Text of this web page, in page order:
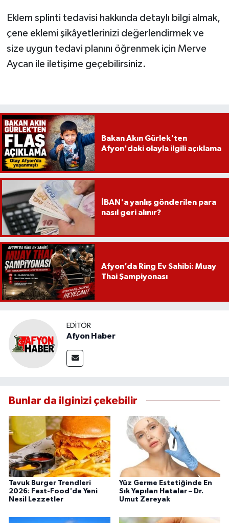
Eklem splinti tedavisi hakkında detaylı bilgi almak,
çene eklemi şikâyetlerinizi değerlendirmek ve
size uygun tedavi planını öğrenmek için Merve
Aycan ile iletişime geçebilirsiniz.
Bakan Akın Gürlek'ten
Afyon'daki olayla ilgili açıklama
İBAN'a yanlış gönderilen para
nasıl geri alınır?
Afyon’da Ring Ev Sahibi: Muay
Thai Şampiyonası
EDITÖR
Afyon Haber
Bunlar da ilginizi çekebilir
Tavuk Burger Trendleri
2026: Fast-Food'da Yeni
Nesil Lezzetler
Yüz Germe Estetiğinde En
Sık Yapılan Hatalar – Dr.
Umut Zereyak